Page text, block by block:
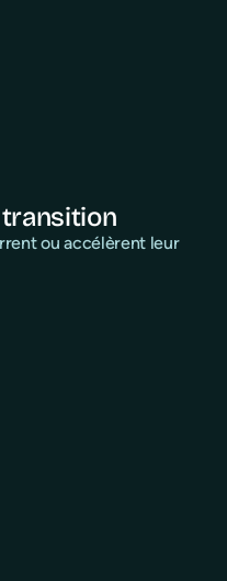
ou accélèrent leur